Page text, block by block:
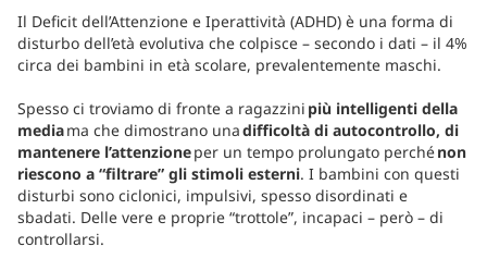
Il Deficit dell’Attenzione e Iperattività (ADHD) è una forma di
disturbo dell’età evolutiva che colpisce – secondo i dati – il 4%
circa dei bambini in età scolare, prevalentemente maschi.
Spesso ci troviamo di fronte a ragazzini più intelligenti della
mediama che dimostrano unadifficoltà di autocontrollo, di
mantenere l’attenzioneper un tempo prolungato perchénon
riescono a “filtrare” gli stimoli esterni. I bambini con questi
disturbi sono ciclonici, impulsivi, spesso disordinati e
sbadati. Delle vere e proprie “trottole”, incapaci – però – di
controllarsi.